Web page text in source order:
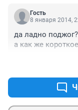
Гость
8 января 2014,
да ладно
а как же